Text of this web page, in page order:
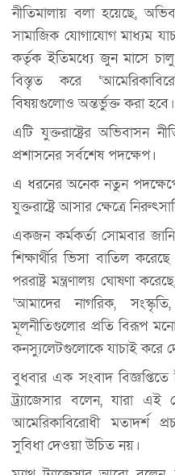
নীতিমালায় বলা হয়েছে,
সামাজিক যোগাযোগ মাধ্যম
কর্তৃক ইতিমধ্যে জুন মাসে
বিস্তৃত করে
বিষয়গুলোও অন্তর্ভুক্ত করা হবে।
এটি যুক্তরাষ্ট্রের অভিবাসন
প্রশাসনের সর্বশেষ পদক্ষেপ।
এ ধরনের অনেক নতুন পদক্ষেপে
যুক্তরাষ্ট্রে আসার ক্ষেত্রে
একজন কর্মকর্তা সোমবার
শিক্ষার্থীর ভিসা বাতিল
পররাষ্ট্র মন্ত্রণালয় ঘোষণা
‘আমাদের নাগরিক, সংস্কৃতি,
মূলনীতিগুলোর প্রতি বিরূপ
কনস্যুলেটগুলোকে যাচাই করে
বুধবার এক সংবাদ
ট্র্যাজেসার বলেন, যারা
আমেরিকাবিরোধী মতাদর্শ
সুবিধা দেওয়া উচিত নয়।